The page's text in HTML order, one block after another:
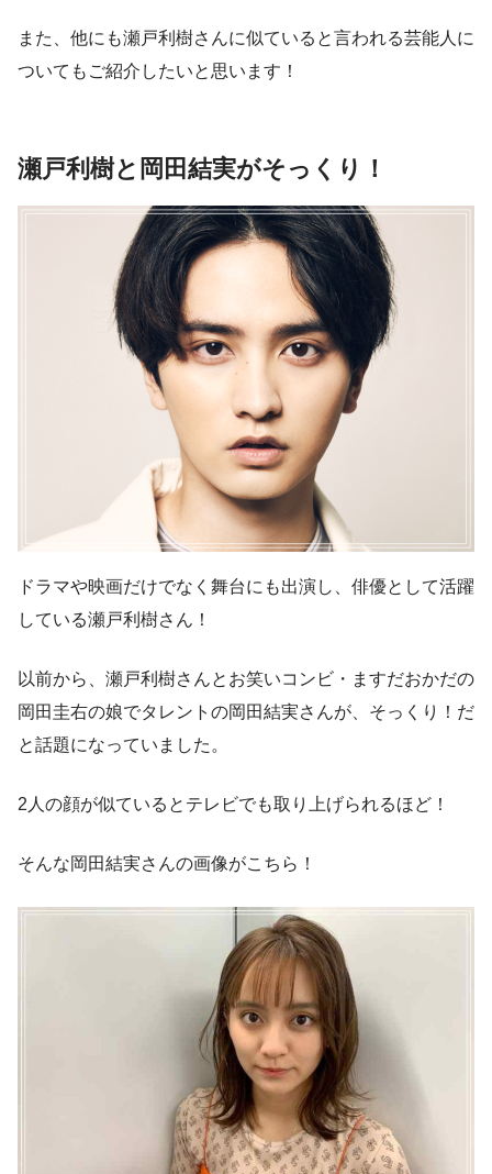
また、他にも瀬戸利樹さんに似ていると言われる芸能人に
ついてもご紹介したいと思います！
瀬戸利樹と岡田結実がそっくり！
ドラマや映画だけでなく舞台にも出演し、俳優として活躍
している瀬戸利樹さん！
以前から、瀬戸利樹さんとお笑いコンビ・ますだおかだの
岡田圭右の娘でタレントの岡田結実さんが、そっくり！だ
と話題になっていました。
2人の顔が似ているとテレビでも取り上げられるほど！
そんな岡田結実さんの画像がこちら！